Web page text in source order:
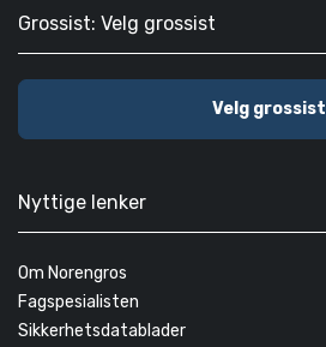
Grossist: Velg grossist
Velg grossist
Nyttige lenker
Om Norengros
Fagspesialisten
Sikkerhetsdatablader